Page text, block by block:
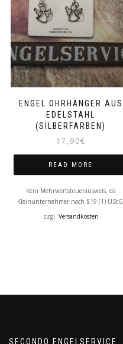
ENGEL OHRHÄNGER AUS
EDELSTAHL
(SILBERFARBEN)
17,90€
READ MORE
Kein Mehrwertsteuerausweis, da
Kleinunternehmer nach §19 (1) UStG.
zzgl. Versandkosten
SECONDO ENGELSERVICE